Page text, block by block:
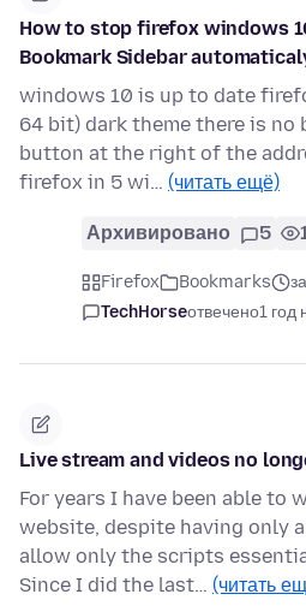
How to stop firefox windows
Bookmark Sidebar
windows 10 is up to date
64 bit) dark theme there is no
button at the right of the
firefox in 5 wi… (читать ещё)
Архивировано 5
Firefox Bookmarks
TechHorseотвечено1 год
Live stream and videos no
For years I have been able to
website, despite having only
allow only the scripts
Since I did the last… (читать